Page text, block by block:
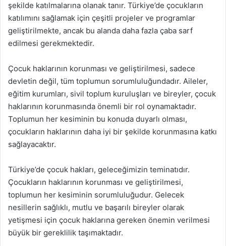
şekilde katılmalarına olanak tanır. Türkiye’de çocukların
katılımını sağlamak için çeşitli projeler ve programlar
geliştirilmekte, ancak bu alanda daha fazla çaba sarf
edilmesi gerekmektedir.
Çocuk haklarının korunması ve geliştirilmesi, sadece
devletin değil, tüm toplumun sorumluluğundadır. Aileler,
eğitim kurumları, sivil toplum kuruluşları ve bireyler, çocuk
haklarının korunmasında önemli bir rol oynamaktadır.
Toplumun her kesiminin bu konuda duyarlı olması,
çocukların haklarının daha iyi bir şekilde korunmasına katkı
sağlayacaktır.
Türkiye’de çocuk hakları, geleceğimizin teminatıdır.
Çocukların haklarının korunması ve geliştirilmesi,
toplumun her kesiminin sorumluluğudur. Gelecek
nesillerin sağlıklı, mutlu ve başarılı bireyler olarak
yetişmesi için çocuk haklarına gereken önemin verilmesi
büyük bir gereklilik taşımaktadır.